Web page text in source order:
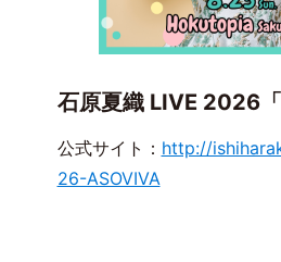
石原夏織 LIVE 2026
公式サイト： http://
26-ASOVIVA